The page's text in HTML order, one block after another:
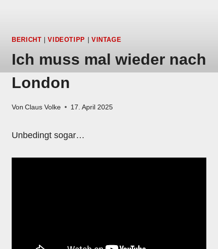
BERICHT |VIDEOTIPP VINTAGE
Ich muss mal wieder nach
London
Von Claus Volke 17. April 2025
Unbedingt sogar…